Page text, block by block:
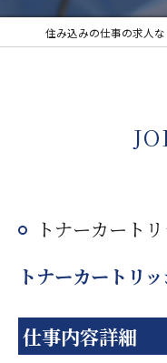
トナーカート
トナーカートリ
仕事内容詳細